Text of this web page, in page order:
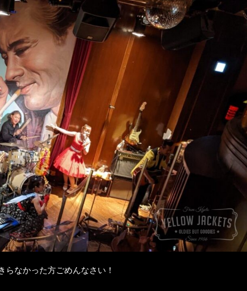
なかった方ごめんなさい！